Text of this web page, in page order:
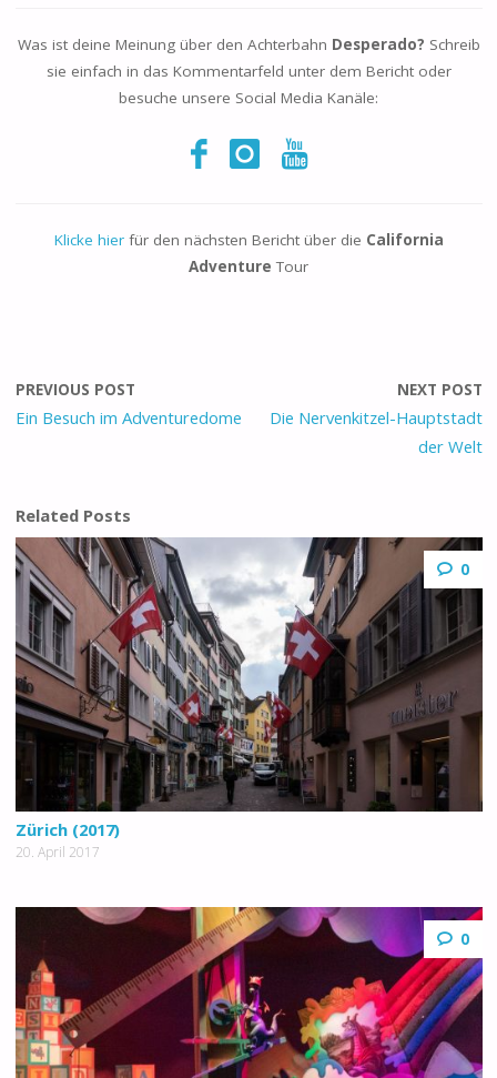
Was ist deine Meinung über den Achterbahn Desperado? Schreib
sie einfach in das Kommentarfeld unter dem Bericht oder
besuche unsere Social Media Kanäle:
Klicke hierfür den nächsten Bericht über die California
Adventure Tour
PREVIOUS POST
Ein Besuch im Adventuredome
NEXT POST
Die Nervenkitzel-Hauptstadt
der Welt
Related Posts
0
Zürich (2017)
20. April 2017
0